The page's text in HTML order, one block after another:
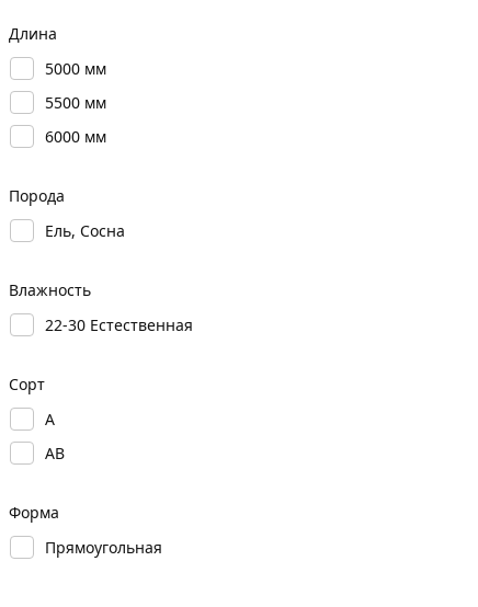
Длина
5000 мм
5500 мм
6000 мм
Порода
Ель, Сосна
Влажность
22-30 Естественная
Сорт
А
АВ
Форма
Прямоугольная